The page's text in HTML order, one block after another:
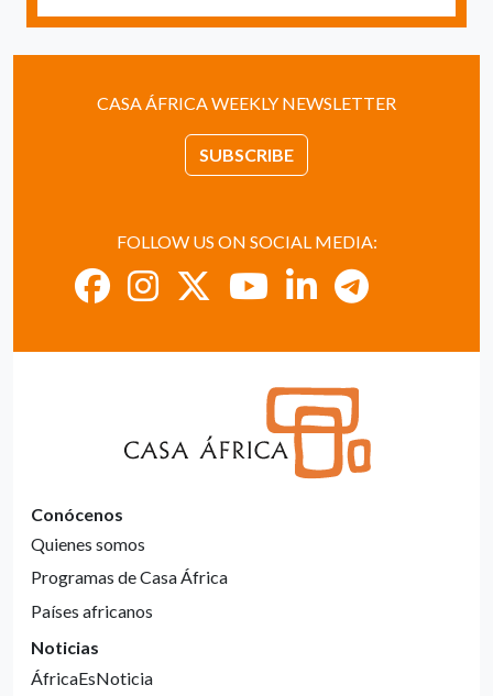
CASA ÁFRICA WEEKLY NEWSLETTER
SUBSCRIBE
FOLLOW US ON SOCIAL MEDIA:
Conócenos
Quienes somos
Programas de Casa África
Países africanos
Noticias
ÁfricaEsNoticia